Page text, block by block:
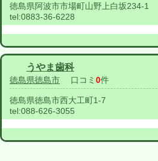
徳島県阿波市市場町山野上白坂234-1
tel:0883-36-6228
うやま歯科
徳島県徳島市 口コミ 0件
徳島県徳島市西大工町1-7
tel:088-626-3055